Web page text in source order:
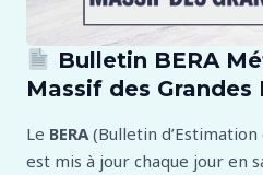
Bulletin BERA
Massif des Grandes
Le BERA (Bulletin d’Estimation
est mis à jour chaque jour en